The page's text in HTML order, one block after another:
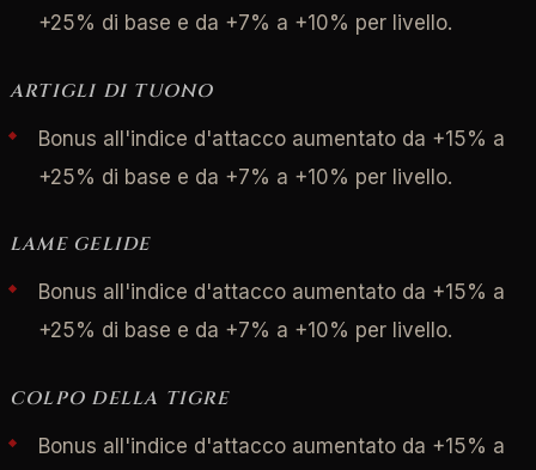
+25% di base e da +7% a +10% per livello.
ARTIGLI DI TUONO
Bonus all'indice d'attacco aumentato da +15% a
+25% di base e da +7% a +10% per livello.
LAME GELIDE
Bonus all'indice d'attacco aumentato da +15% a
+25% di base e da +7% a +10% per livello.
COLPO DELLA TIGRE
Bonus all'indice d'attacco aumentato da +15% a